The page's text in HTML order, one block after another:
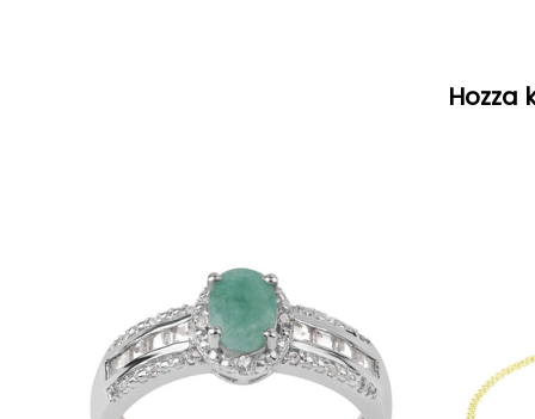
Hozza